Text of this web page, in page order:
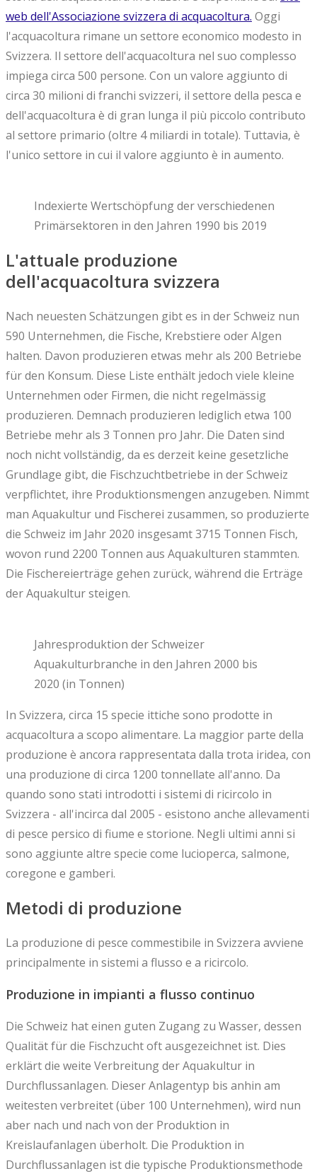
web dell'Associazione svizzera di acquacoltura. Oggi
l'acquacoltura rimane un settore economico modesto in
Svizzera. Il settore dell'acquacoltura nel suo complesso
impiega circa 500 persone. Con un valore aggiunto di
circa 30 milioni di franchi svizzeri, il settore della pesca e
dell'acquacoltura è di gran lunga il più piccolo contributo
al settore primario (oltre 4 miliardi in totale). Tuttavia, è
l'unico settore in cui il valore aggiunto è in aumento.
Indexierte Wertschöpfung der verschiedenen
Primärsektoren in den Jahren 1990 bis 2019
L'attuale produzione
dell'acquacoltura svizzera
Nach neuesten Schätzungen gibt es in der Schweiz nun
590 Unternehmen, die Fische, Krebstiere oder Algen
halten. Davon produzieren etwas mehr als 200 Betriebe
für den Konsum. Diese Liste enthält jedoch viele kleine
Unternehmen oder Firmen, die nicht regelmässig
produzieren. Demnach produzieren lediglich etwa 100
Betriebe mehr als 3 Tonnen pro Jahr. Die Daten sind
noch nicht vollständig, da es derzeit keine gesetzliche
Grundlage gibt, die Fischzuchtbetriebe in der Schweiz
verpflichtet, ihre Produktionsmengen anzugeben. Nimmt
man Aquakultur und Fischerei zusammen, so produzierte
die Schweiz im Jahr 2020 insgesamt 3715 Tonnen Fisch,
wovon rund 2200 Tonnen aus Aquakulturen stammten.
Die Fischereierträge gehen zurück, während die Erträge
der Aquakultur steigen.
Jahresproduktion der Schweizer
Aquakulturbranche in den Jahren 2000 bis
2020 (in Tonnen)
In Svizzera, circa 15 specie ittiche sono prodotte in
acquacoltura a scopo alimentare. La maggior parte della
produzione è ancora rappresentata dalla trota iridea, con
una produzione di circa 1200 tonnellate all'anno. Da
quando sono stati introdotti i sistemi di ricircolo in
Svizzera - all'incirca dal 2005 - esistono anche allevamenti
di pesce persico di fiume e storione. Negli ultimi anni si
sono aggiunte altre specie come lucioperca, salmone,
coregone e gamberi.
Metodi di produzione
La produzione di pesce commestibile in Svizzera avviene
principalmente in sistemi a flusso e a ricircolo.
Produzione in impianti a flusso continuo
Die Schweiz hat einen guten Zugang zu Wasser, dessen
Qualität für die Fischzucht oft ausgezeichnet ist. Dies
erklärt die weite Verbreitung der Aquakultur in
Durchflussanlagen. Dieser Anlagentyp bis anhin am
weitesten verbreitet (über 100 Unternehmen), wird nun
aber nach und nach von der Produktion in
Kreislaufanlagen überholt. Die Produktion in
Durchflussanlagen ist die typische Produktionsmethode